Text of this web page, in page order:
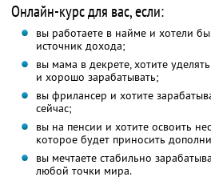
Онлайн-курс для вас, если:
вы работаете в найме и хотели
источник дохода;
вы мама в декрете, хотите
и хорошо зарабатывать;
вы фрилансер и хотите
сейчас;
вы на пенсии и хотите освоить
которое будет приносить
вы мечтаете стабильно
любой точки мира.